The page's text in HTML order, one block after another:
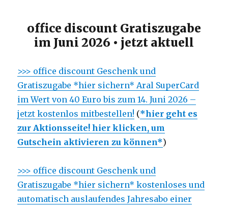
office discount Gratiszugabe
im Juni 2026 • jetzt aktuell
>>> office discount Geschenk und
Gratiszugabe *hier sichern* Aral SuperCard
im Wert von 40 Euro bis zum 14. Juni 2026 –
jetzt kostenlos mitbestellen! (*hier geht es
zur Aktionsseite! hier klicken, um
Gutschein aktivieren zu können*)
>>> office discount Geschenk und
Gratiszugabe *hier sichern* kostenloses und
automatisch auslaufendes Jahresabo einer